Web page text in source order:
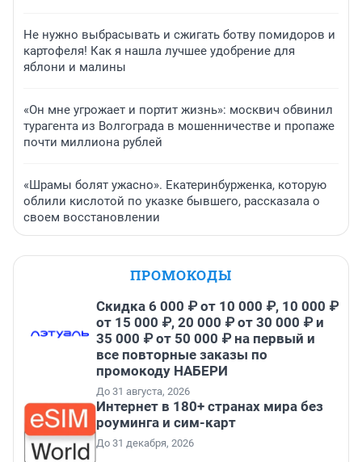
Не нужно выбрасывать и сжигать ботву помидоров и
картофеля! Как я нашла лучшее удобрение для
яблони и малины
«Он мне угрожает и портит жизнь»: москвич обвинил
турагента из Волгограда в мошенничестве и пропаже
почти миллиона рублей
«Шрамы болят ужасно». Екатеринбурженка, которую
облили кислотой по указке бывшего, рассказала о
своем восстановлении
ПРОМОКОДЫ
Скидка 6 000 ₽ от 10 000 ₽, 10 000 ₽
от 15 000 ₽, 20 000 ₽ от 30 000 ₽ и
35 000 ₽ от 50 000 ₽ на первый и
все повторные заказы по
промокоду НАБЕРИ
До 31 августа, 2026
Интернет в 180+ странах мира без
роуминга и сим-карт
До 31 декабря, 2026